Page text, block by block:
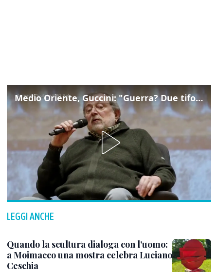
Medio Oriente, Guccini: "Guerra? Due tifoserie che si urlano contro e dimenticano vittime"
LEGGI ANCHE
Quando la scultura dialoga con l’uomo:
a Moimacco una mostra celebra Luciano
Ceschia